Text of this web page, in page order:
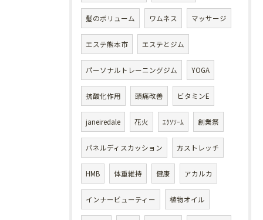
髪のボリューム ワムネス マッサージ
エステ熊本市 エステとジム
パーソナルトレーニングジム YOGA
抗酸化作用 頭痛改善 ビタミンE
janeiredale 花火 ｴｸｿｿｰﾑ 創業祭
パネルディスカッション 方ストレッチ
HMB 体重維持 健康 アカルカ
インナービューティー 植物オイル